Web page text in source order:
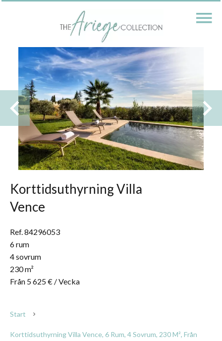
Korttidsuthyrning Villa
Vence
Ref. 84296053
6 rum
4 sovrum
230 m²
Från 5 625 € / Vecka
Start
Korttidsuthyrning Villa Vence, 6 Rum, 4 Sovrum, 230 M², Från